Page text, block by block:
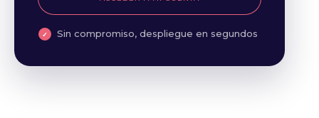
Sin compromiso, despliegue en segundos